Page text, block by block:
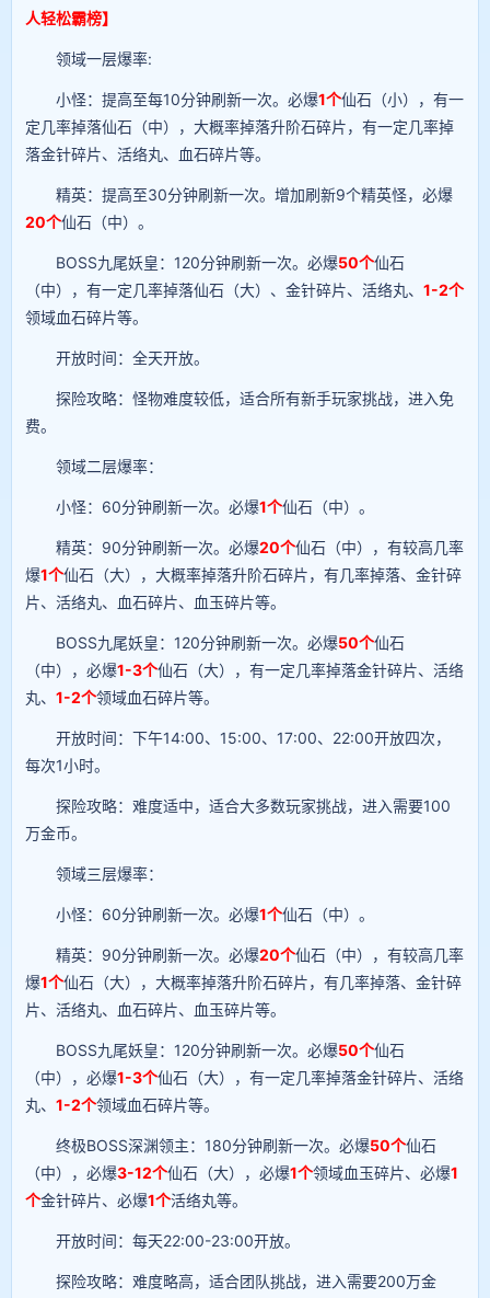
人轻松霸榜】
领域一层爆率:
小怪：提高至每10分钟刷新一次。必爆1个仙石（小），有一
定几率掉落仙石（中），大概率掉落升阶石碎片，有一定几率掉
落金针碎片、活络丸、血石碎片等。
精英：提高至30分钟刷新一次。增加刷新9个精英怪，必爆
20个仙石（中）。
BOSS九尾妖皇：120分钟刷新一次。必爆50个仙石
（中），有一定几率掉落仙石（大）、金针碎片、活络丸、 1-2个
领域血石碎片等。
开放时间：全天开放。
探险攻略：怪物难度较低，适合所有新手玩家挑战，进入免
费。
领域二层爆率：
小怪：60分钟刷新一次。必爆1个仙石（中）。
精英：90分钟刷新一次。必爆20个仙石（中），有较高几率
爆1个仙石（大），大概率掉落升阶石碎片，有几率掉落、金针碎
片、活络丸、血石碎片、血玉碎片等。
BOSS九尾妖皇：120分钟刷新一次。必爆50个仙石
（中），必爆1-3个仙石（大），有一定几率掉落金针碎片、活络
丸、 1-2个领域血石碎片等。
开放时间：下午14:00、15:00、17:00、22:00开放四次，
每次1小时。
探险攻略：难度适中，适合大多数玩家挑战，进入需要100
万金币。
领域三层爆率：
小怪：60分钟刷新一次。必爆1个仙石（中）。
精英：90分钟刷新一次。必爆20个仙石（中），有较高几率
爆1个仙石（大），大概率掉落升阶石碎片，有几率掉落、金针碎
片、活络丸、血石碎片、血玉碎片等。
BOSS九尾妖皇：120分钟刷新一次。必爆50个仙石
（中），必爆1-3个仙石（大），有一定几率掉落金针碎片、活络
丸、 1-2个领域血石碎片等。
终极BOSS深渊领主：180分钟刷新一次。必爆50个仙石
（中），必爆3-12个仙石（大），必爆1个领域血玉碎片、必爆1
个金针碎片、必爆1个活络丸等。
开放时间：每天22:00-23:00开放。
探险攻略：难度略高，适合团队挑战，进入需要200万金